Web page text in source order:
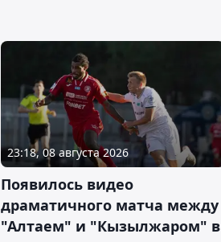
23:18, 08 августа 2026
Появилось видео
драматичного матча между
"Алтаем" и "Кызылжаром" в